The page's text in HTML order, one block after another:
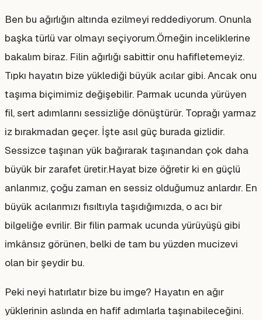
Ben bu ağırlığın altında ezilmeyi reddediyorum. Onunla
başka türlü var olmayı seçiyorum.Örneğin inceliklerine
bakalım biraz. Filin ağırlığı sabittir onu hafifletemeyiz.
Tıpkı hayatın bize yüklediği büyük acılar gibi. Ancak onu
taşıma biçimimiz değişebilir. Parmak ucunda yürüyen
fil, sert adımlarını sessizliğe dönüştürür. Toprağı yarmaz
iz bırakmadan geçer. İşte asıl güç burada gizlidir.
Sessizce taşınan yük bağırarak taşınandan çok daha
büyük bir zarafet üretir.Hayat bize öğretir ki en güçlü
anlarımız, çoğu zaman en sessiz olduğumuz anlardır. En
büyük acılarımızı fısıltıyla taşıdığımızda, o acı bir
bilgeliğe evrilir. Bir filin parmak ucunda yürüyüşü gibi
imkânsız görünen, belki de tam bu yüzden mucizevi
olan bir şeydir bu.
Peki neyi hatırlatır bize bu imge? Hayatın en ağır
yüklerinin aslında en hafif adımlarla taşınabileceğini.